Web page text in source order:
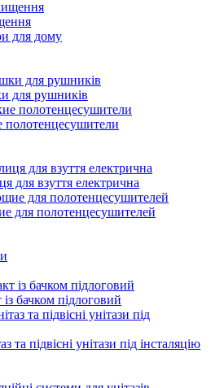
для дому
для рушників
полотенцесушители
для взуття електрична
для полотенцесушителей
бачком підлоговий
та підвісні унітази під інсталяцію